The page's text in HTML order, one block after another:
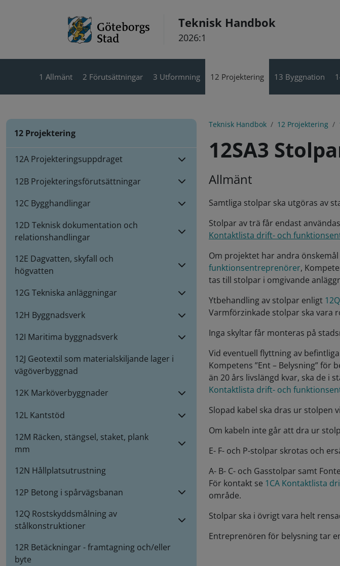
Teknisk Handbok
2026:1
1 Allmänt 2 Förutsättningar 3 Utformning 12 Projektering 13 Byggnation
12 Projektering
12A Projekteringsuppdraget
12B Projekteringsförutsättningar
12C Bygghandlingar
12D Teknisk dokumentation och
relationshandlingar
12E Dagvatten, skyfall och
högvatten
12G Tekniska anläggningar
12H Byggnadsverk
12I Maritima byggnadsverk
12J Geotextil som materialskiljande lager i
vägöverbyggnad
12K Marköverbyggnader
12L Kantstöd
12M Räcken, stängsel, staket, plank
mm
12N Hållplatsutrustning
12P Betong i spårvägsbanan
12Q Rostskyddsmålning av
stålkonstruktioner
12R Betäckningar - framtagning och/eller
byte
Teknisk Handbok 12 Projektering
12SA3
Allmänt
Samtliga stolpar ska utgöras av
Stolpar av trä får endast
Kontaktlista drift- och
Om projektet har andra
funktionsentreprenörer,
tas till stolpar i omgivande
Ytbehandling av stolpar enligt
Varmförzinkade stolpar ska vara
Inga skyltar får monteras på
Vid eventuell flyttning av
Kompetens ”Ent – Belysning”
än 20 års livslängd kvar, ska de i
Kontaktlista drift- och
Slopad kabel ska dras ur stolpen
Om kabeln inte går att dra ur
E- F- och P-stolpar skrotas och
A- B- C- och Gasstolpar samt
För kontakt se 1CA Kontaktlista
område.
Stolpar ska i övrigt vara helt
Entreprenören för belysning tar